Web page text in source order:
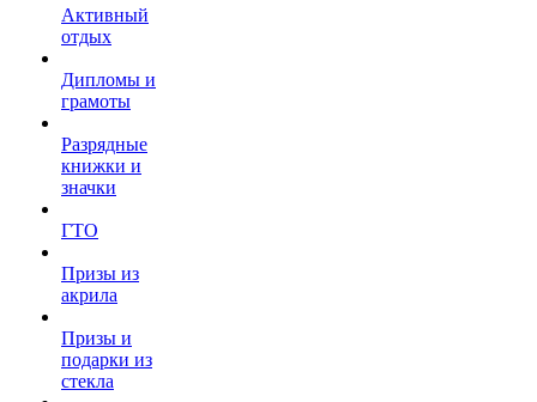
Активный
отдых
Дипломы и
грамоты
Разрядные
книжки и
значки
ГТО
Призы из
акрила
Призы и
подарки из
стекла